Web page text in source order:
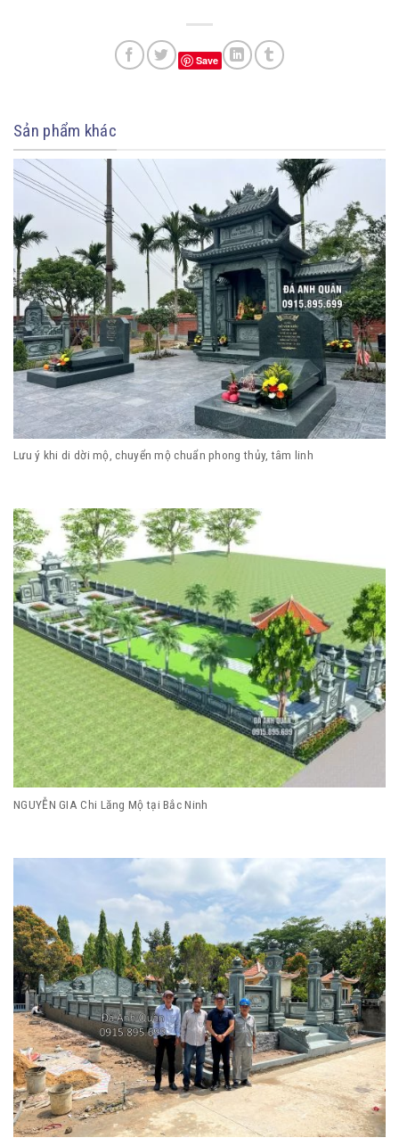
Save
Sản phẩm khác
Lưu ý khi di dời mộ, chuyển mộ chuẩn phong thủy, tâm linh
NGUYỄN GIA Chi Lăng Mộ tại Bắc Ninh